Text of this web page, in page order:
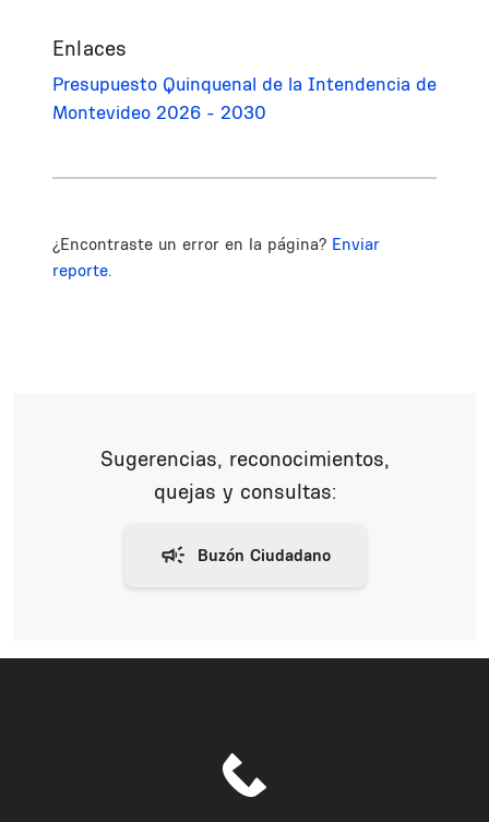
Enlaces
Presupuesto Quinquenal de la Intendencia de
Montevideo 2026 - 2030
¿Encontraste un error en la página? Enviar
reporte.
Sugerencias, reconocimientos,
quejas y consultas: